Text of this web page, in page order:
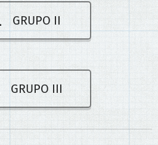
GRUPO II
GRUPO III